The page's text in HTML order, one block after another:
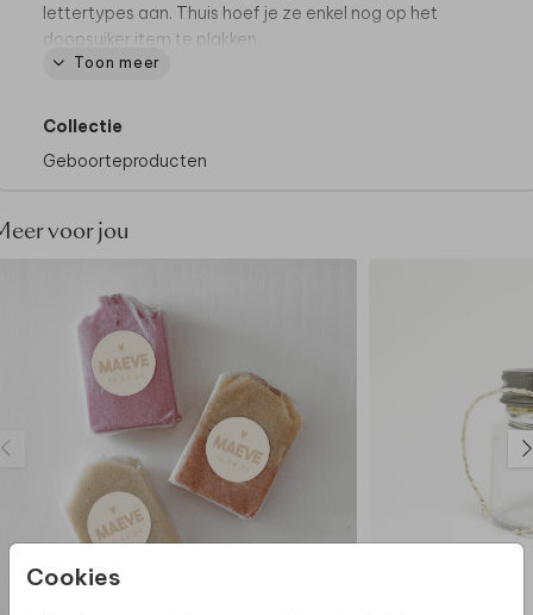
Cookies
lettertypes aan. Thuis hoef je ze enkel nog op het
doopsuiker item te plakken.
Dit product maakt deel uit van
Toon meer
Collectie
Geboorteproducten
voor jou